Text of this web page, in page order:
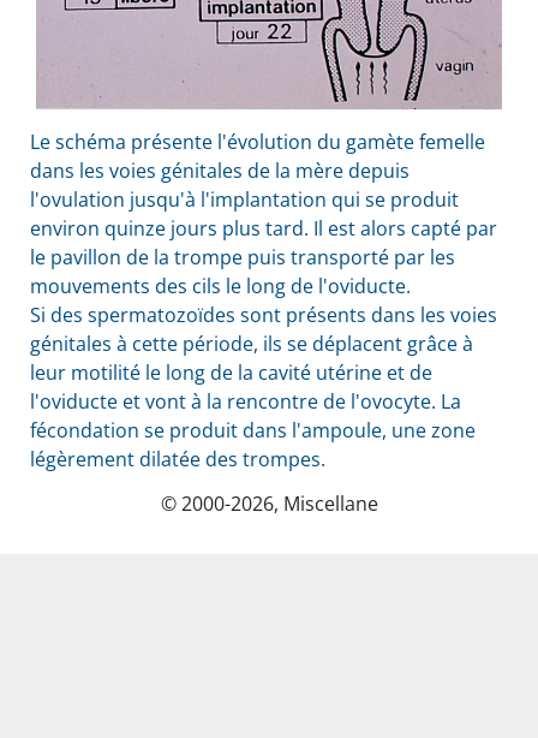
Le schéma présente l'évolution du gamète femelle
dans les voies génitales de la mère depuis
l'ovulation jusqu'à l'implantation qui se produit
environ quinze jours plus tard. Il est alors capté par
le pavillon de la trompe puis transporté par les
mouvements des cils le long de l'oviducte.
Si des spermatozoïdes sont présents dans les voies
génitales à cette période, ils se déplacent grâce à
leur motilité le long de la cavité utérine et de
l'oviducte et vont à la rencontre de l'ovocyte. La
fécondation se produit dans l'ampoule, une zone
légèrement dilatée des trompes.
© 2000-2026, Miscellane